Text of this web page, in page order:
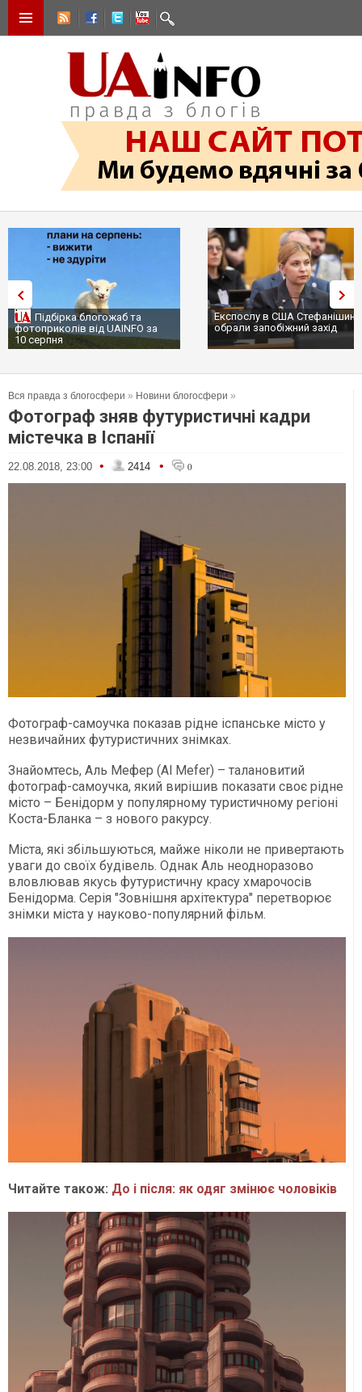
Експослу в США Стефанішиній
обрали запобіжний захід
Трамп не передасть Україні
сотні ракет до Patriot, бо у
Вся правда з блогосфери » Новини блогосфери »
Фотограф зняв футуристичні кадри
містечка в Іспанії
22.08.2018, 23:00 • 2414 • 0
Фотограф-самоучка показав рідне іспанське місто у
незвичайних футуристичних знімках.
Знайомтесь, Аль Мефер (Al Mefer) – талановитий
фотограф-самоучка, який вирішив показати своє рідне
місто – Бенідорм у популярному туристичному регіоні
Коста-Бланка – з нового ракурсу.
Міста, які збільшуються, майже ніколи не привертають
уваги до своїх будівель. Однак Аль неодноразово
вловлював якусь футуристичну красу хмарочосів
Бенідорма. Серія "Зовнішня архітектура" перетворює
знімки міста у науково-популярний фільм.
Читайте також: До і після: як одяг змінює чоловіків